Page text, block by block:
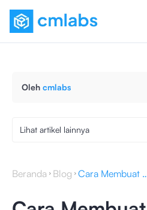
Oleh cmlabs
Lihat artikel lainnya
Beranda Blog Cara Membuat Internal